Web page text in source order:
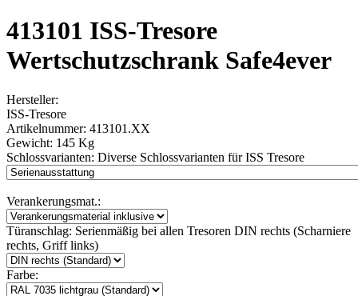
413101 ISS-Tresore
Wertschutzschrank Safe4ever
Hersteller:
ISS-Tresore
Artikelnummer: 413101.XX
Gewicht: 145 Kg
Schlossvarianten: Diverse Schlossvarianten für ISS Tresore
Verankerungsmat.:
Türanschlag: Serienmäßig bei allen Tresoren DIN rechts (Scharniere
rechts, Griff links)
Farbe: